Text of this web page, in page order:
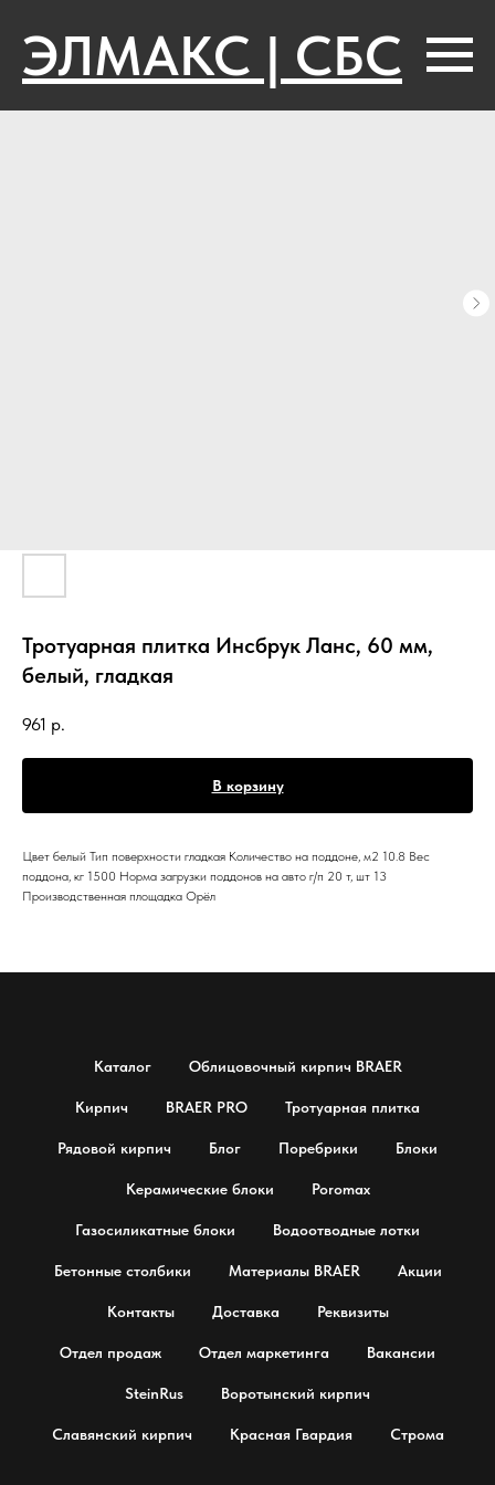
ЭЛМАКС | СБС
Тротуарная плитка Инсбрук Ланс, 60 мм,
белый, гладкая
961 р.
В корзину
Цвет белый Тип поверхности гладкая Количество на поддоне, м2 10.8 Вес
поддона, кг 1500 Норма загрузки поддонов на авто г/п 20 т, шт 13
Производственная площадка Орёл
Каталог Облицовочный кирпич BRAER
Кирпич BRAER PRO Тротуарная плитка
Рядовой кирпич Блог Поребрики Блоки
Керамические блоки Poromax
Газосиликатные блоки Водоотводные лотки
Бетонные столбики Материалы BRAER Акции
Контакты Доставка Реквизиты
Отдел продаж Отдел маркетинга Вакансии
SteinRus Воротынский кирпич
Славянский кирпич Красная Гвардия Строма